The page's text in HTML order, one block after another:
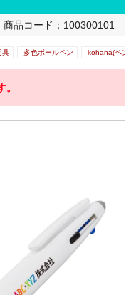
商品コード：100300101
具 多色ボールペン kohana(ペン)